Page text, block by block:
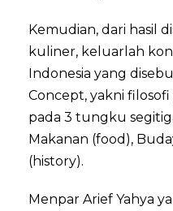
Kemudian, dari hasil
kuliner, keluarlah
Indonesia yang
Concept, yakni
pada 3 tungku
Makanan (food),
(history).
Menpar Arief Yahya